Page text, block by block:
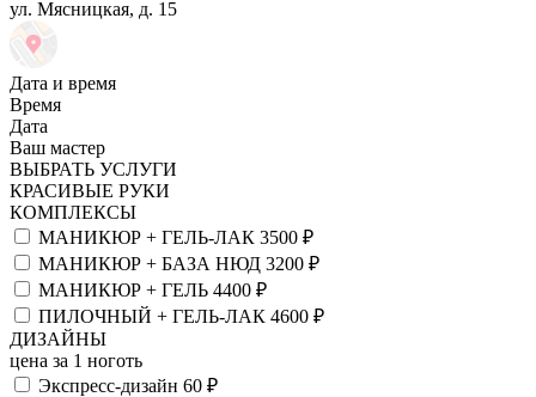
ул. Мясницкая, д. 15
Дата и время
Время
Дата
Ваш мастер
ВЫБРАТЬ УСЛУГИ
КРАСИВЫЕ РУКИ
КОМПЛЕКСЫ
МАНИКЮР + ГЕЛЬ-ЛАК 3500 ₽
МАНИКЮР + БАЗА НЮД 3200 ₽
МАНИКЮР + ГЕЛЬ 4400 ₽
ПИЛОЧНЫЙ + ГЕЛЬ-ЛАК 4600 ₽
ДИЗАЙНЫ
цена за 1 ноготь
Экспресс-дизайн 60 ₽